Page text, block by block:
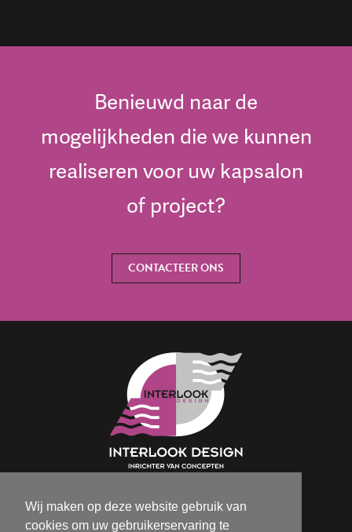
Wij maken op deze website gebruik van
cookies om uw gebruikerservaring te
Benieuwd naar de
mogelijkheden die we kunnen
realiseren voor uw kapsalon
of project?
CONTACTEER ONS
Isabelle@interlookdesign.be